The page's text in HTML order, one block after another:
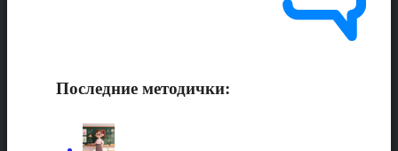
Последние методички: